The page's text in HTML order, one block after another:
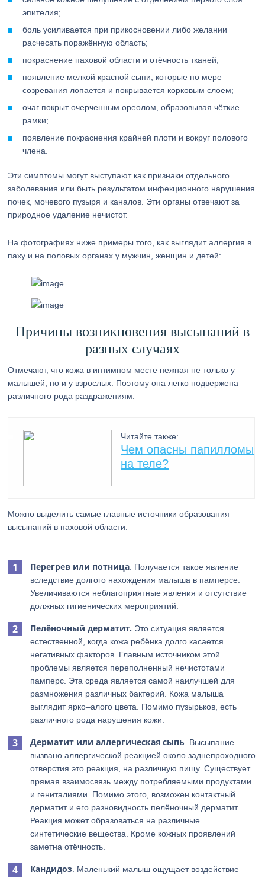
эпителия;
боль усиливается при прикосновении либо желании
расчесать поражённую область;
покраснение паховой области и отёчность тканей;
появление мелкой красной сыпи, которые по мере
созревания лопается и покрывается корковым слоем;
очаг покрыт очерченным ореолом, образовывая чёткие
рамки;
появление покраснения крайней плоти и вокруг полового
члена.
Эти симптомы могут выступают как признаки отдельного
заболевания или быть результатом инфекционного нарушения
почек, мочевого пузыря и каналов. Эти органы отвечают за
природное удаление нечистот.
На фотографиях ниже примеры того, как выглядит аллергия в
паху и на половых органах у мужчин, женщин и детей:
Причины возникновения высыпаний в
разных случаях
Отмечают, что кожа в интимном месте нежная не только у
малышей, но и у взрослых. Поэтому она легко подвержена
различного рода раздражениям.
Читайте также:
Чем опасны папилломы
на теле?
Можно выделить самые главные источники образования
высыпаний в паховой области:
Перегрев или потница . Получается такое явление
вследствие долгого нахождения малыша в памперсе.
Увеличиваются неблагоприятные явления и отсутствие
должных гигиенических мероприятий.
Пелёночный дерматит. Это ситуация является
естественной, когда кожа ребёнка долго касается
негативных факторов. Главным источником этой
проблемы является переполненный нечистотами
памперс. Эта среда является самой наилучшей для
размножения различных бактерий. Кожа малыша
выглядит ярко–алого цвета. Помимо пузырьков, есть
различного рода нарушения кожи.
Дерматит или аллергическая сыпь . Высыпание
вызвано аллергической реакцией около заднепроходного
отверстия это реакция, на различную пищу. Существует
прямая взаимосвязь между потребляемыми продуктами
и гениталиями. Помимо этого, возможен контактный
дерматит и его разновидность пелёночный дерматит.
Реакция может образоваться на различные
синтетические вещества. Кроме кожных проявлений
заметна отёчность.
Кандидоз . Маленький малыш ощущает воздействие